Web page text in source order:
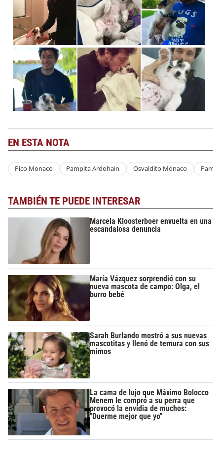
EN ESTA NOTA
Pico Monaco Pampita Ardohain Osvaldito Monaco
TAMBIÉN TE PUEDE INTERESAR
Marcela Kloosterboer envuelta en una
escandalosa denuncia
María Vázquez sorprendió con su
nueva mascota de campo: Olga, el
burro bebé
Sarah Burlando mostró a sus nuevas
mascotitas y llenó de ternura con sus
mimos
La cama de lujo que Máximo Bolocco
Menem le compró a su perra que
provocó la envidia de muchos:
"Duerme mejor que yo"